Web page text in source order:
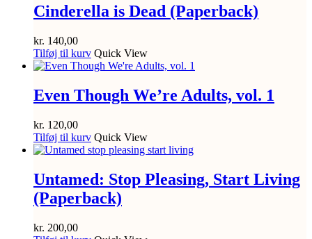
Cinderella is Dead (Paperback)
kr. 140,00
Tilføj til kurv Quick View
Even Though We’re Adults, vol. 1
kr. 120,00
Tilføj til kurv Quick View
Untamed: Stop Pleasing, Start Living
(Paperback)
kr. 200,00